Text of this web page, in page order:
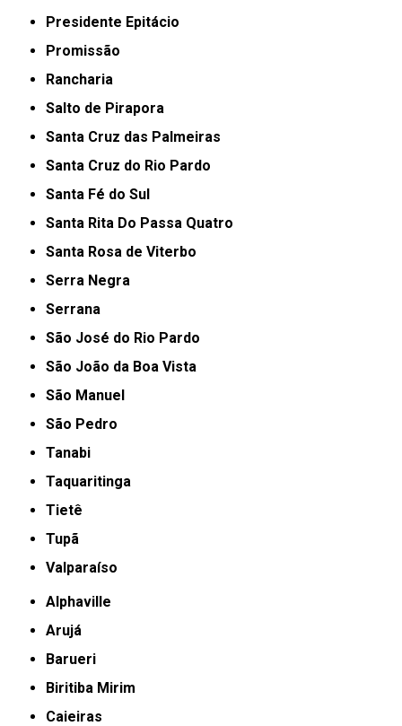
Presidente Epitácio
Promissão
Rancharia
Salto de Pirapora
Santa Cruz das Palmeiras
Santa Cruz do Rio Pardo
Santa Fé do Sul
Santa Rita Do Passa Quatro
Santa Rosa de Viterbo
Serra Negra
Serrana
São José do Rio Pardo
São João da Boa Vista
São Manuel
São Pedro
Tanabi
Taquaritinga
Tietê
Tupã
Valparaíso
Alphaville
Arujá
Barueri
Biritiba Mirim
Caieiras